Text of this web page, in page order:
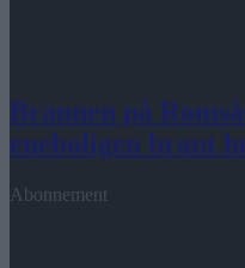
Brannen på
eneboligen brant
Abonnement